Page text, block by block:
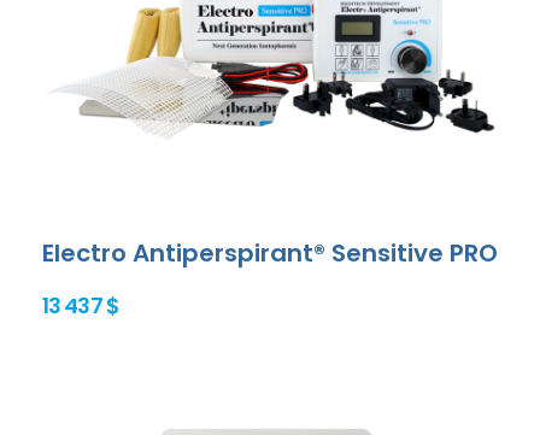
Electro Antiperspirant® Sensitive PRO
13 437 $